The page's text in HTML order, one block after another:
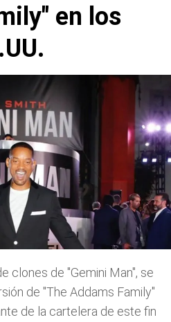
en los
clones de "Gemini Man", se
de "The Addams Family"
de la cartelera de este fin